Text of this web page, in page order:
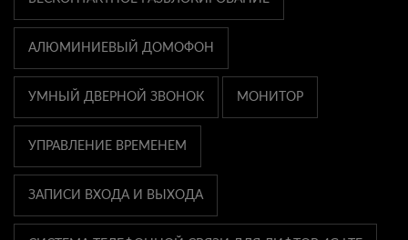
АЛЮМИНИЕВЫЙ ДОМОФОН
УМНЫЙ ДВЕРНОЙ ЗВОНОК МОНИТОР
УПРАВЛЕНИЕ ВРЕМЕНЕМ
ЗАПИСИ ВХОДА И ВЫХОДА